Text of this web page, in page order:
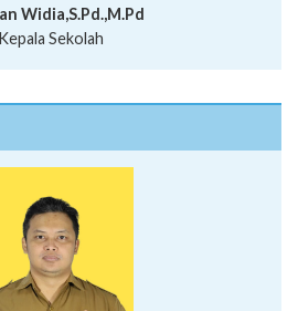
Widia,S.Pd.,M.Pd
Kepala Sekolah